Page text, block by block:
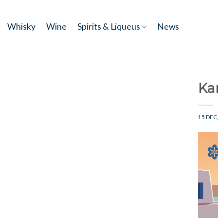
content
Whisky Wine Spirits & Liqueus News
15